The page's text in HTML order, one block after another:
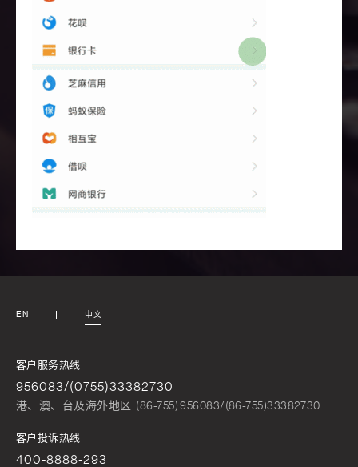
EN 中文
客户服务热线
956083/(0755)33382730
港、澳、台及海外地区: (86-755) 956083/(86-755)33382730
客户投诉热线
400-8888-293